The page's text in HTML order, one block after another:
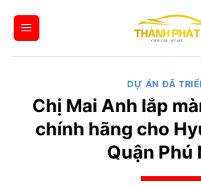
qua
DỰ ÁN ĐÃ
Chị Mai Anh lắp
chính hãng cho
Quận Phú